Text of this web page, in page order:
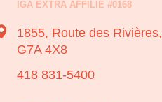
IGA EXTRA AFFILIE #0168
1855, Route des Rivières,
G7A 4X8
418 831-5400